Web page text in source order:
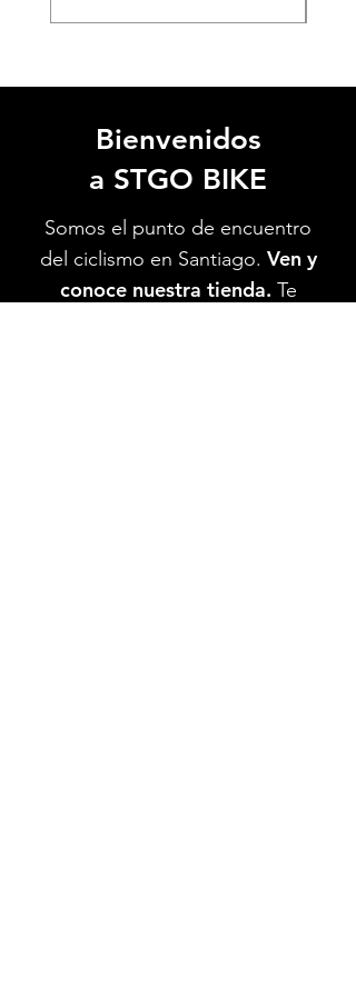
Bienvenidos
a STGO BIKE
Somos el punto de encuentro
del ciclismo en Santiago. Ven y
conoce nuestra tienda. Te